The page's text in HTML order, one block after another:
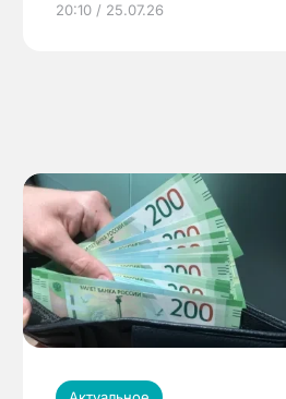
20:10 / 25.07.26